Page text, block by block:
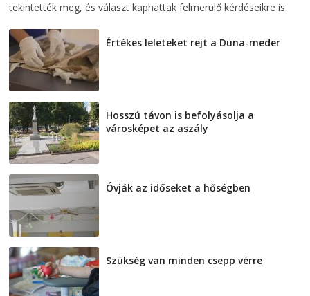
tekintették meg, és választ kaphattak felmerülő kérdéseikre is.
Értékes leleteket rejt a Duna-meder
Hosszú távon is befolyásolja a
városképet az aszály
Óvják az időseket a hőségben
Szükség van minden csepp vérre